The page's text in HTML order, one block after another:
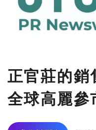
正官莊的銷
全球高麗參